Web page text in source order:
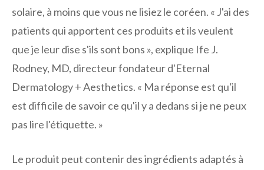
solaire, à moins que vous ne lisiez le coréen. « J'ai des
patients qui apportent ces produits et ils veulent
que je leur dise s'ils sont bons », explique Ife J.
Rodney, MD, directeur fondateur d'Eternal
Dermatology + Aesthetics. « Ma réponse est qu'il
est difficile de savoir ce qu'il y a dedans si je ne peux
pas lire l'étiquette. »
Le produit peut contenir des ingrédients adaptés à